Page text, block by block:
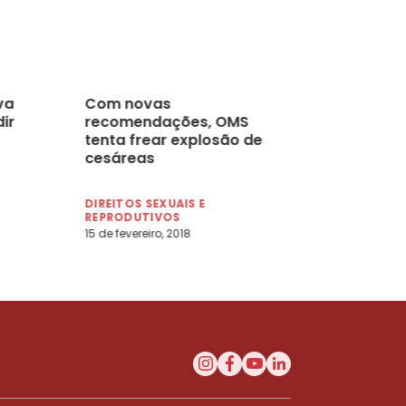
Com novas
recomendações, OMS
tenta frear explosão de
cesáreas
DIREITOS SEXUAIS E
REPRODUTIVOS
15 de fevereiro, 2018